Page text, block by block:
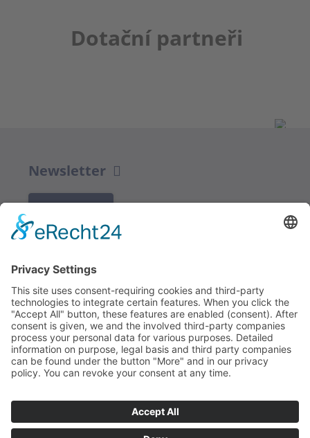
Dotační partneři
Newsletter
Redakce bbkult.net
Centrum Bavaria Bohemia (CeBB)
Dr. Veronika Hofinger
Freyung 1, 92539 Schönsee
Tel.:+49 (0)9674 / 92 48 78
veronika.hofinger@cebb.de